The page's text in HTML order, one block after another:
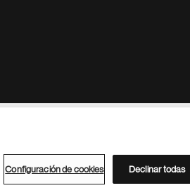
Configuración de cookies Declinar todas